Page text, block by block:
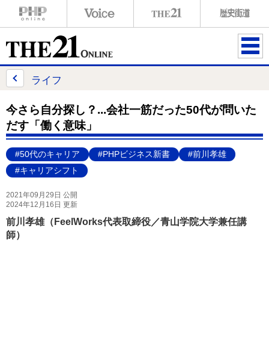
ME
ライフ
今さら自分探し？...会社一筋だった50代が問いた
だす「働く意味」
#50代のキャリア #PHPビジネス新書
#前川孝雄
#キャリアシフト
2021年09月29日 公開
2024年12月16日 更新
前川孝雄（FeelWorks代表取締役／青山学院大学兼任講
師）